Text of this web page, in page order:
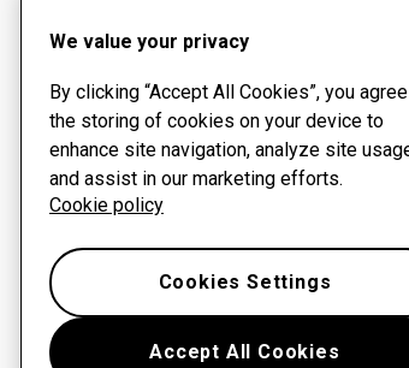
We value your privacy
By clicking “Accept All Cookies”, you
the storing of cookies on your device to
enhance site navigation, analyze site
and assist in our marketing efforts.
Cookie policy
Accept All Cookies
Cookies Settings